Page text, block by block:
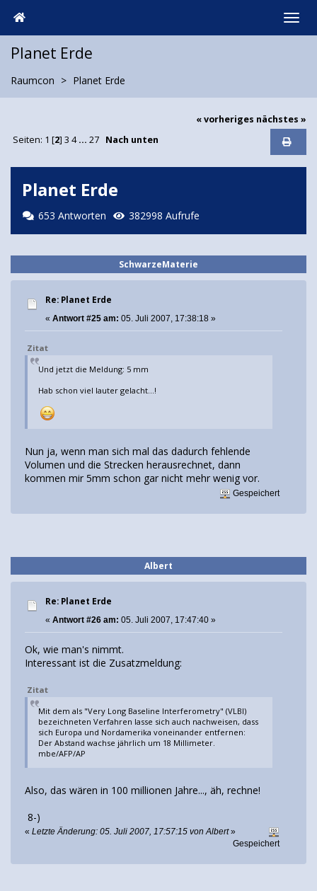
Planet Erde
Raumcon Planet Erde
« vorheriges nächstes »
Seiten: 1 [2] 3 4 ... 27 Nach unten
Planet Erde
653 Antworten 382998 Aufrufe
SchwarzeMaterie
Re: Planet Erde
« Antwort #25 am: 05. Juli 2007, 17:38:18 »
Zitat
Und jetzt die Meldung: 5 mm
Hab schon viel lauter gelacht...!
Nun ja, wenn man sich mal das dadurch fehlende
Volumen und die Strecken herausrechnet, dann
kommen mir 5mm schon gar nicht mehr wenig vor.
Gespeichert
Albert
Re: Planet Erde
« Antwort #26 am: 05. Juli 2007, 17:47:40 »
Ok, wie man's nimmt.
Interessant ist die Zusatzmeldung:
Zitat
Mit dem als "Very Long Baseline Interferometry" (VLBI)
bezeichneten Verfahren lasse sich auch nachweisen, dass
sich Europa und Nordamerika voneinander entfernen:
Der Abstand wachse jährlich um 18 Millimeter.
mbe/AFP/AP
Also, das wären in 100 millionen Jahre..., äh, rechne!
8-)
« Letzte Änderung: 05. Juli 2007, 17:57:15 von Albert»
Gespeichert